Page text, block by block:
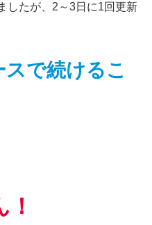
したが、2～3日に1回更新
スで続けるこ